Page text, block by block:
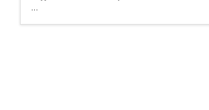
ouverte à toutes et tous. Vous
déjà créer votre profil personnel
...